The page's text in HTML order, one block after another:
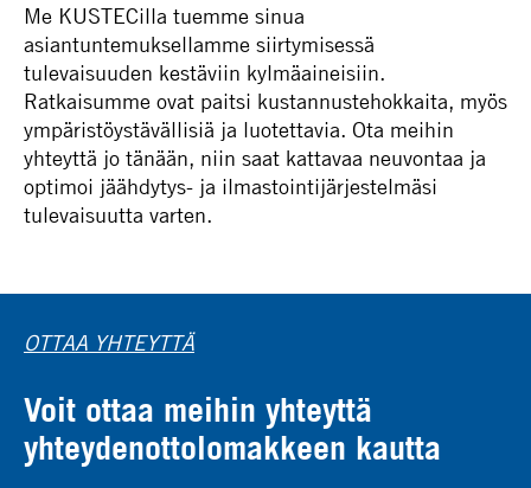
Me KUSTECilla tuemme sinua
asiantuntemuksellamme siirtymisessä
tulevaisuuden kestäviin kylmäaineisiin.
Ratkaisumme ovat paitsi kustannustehokkaita, myös
ympäristöystävällisiä ja luotettavia. Ota meihin
yhteyttä jo tänään, niin saat kattavaa neuvontaa ja
optimoi jäähdytys- ja ilmastointijärjestelmäsi
tulevaisuutta varten.
OTTAA YHTEYTTÄ
Voit ottaa meihin yhteyttä
yhteydenottolomakkeen kautta